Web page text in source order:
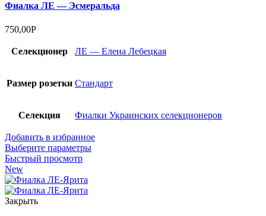
Фиалка ЛЕ — Эсмеральда
750,00Р
Селекционер ЛЕ — Елена Лебецкая
Размер розетки Стандарт
Селекция Фиалки Украинских селекционеров
Добавить в избранное
Выберите параметры
Быстрый просмотр
New
Закрыть